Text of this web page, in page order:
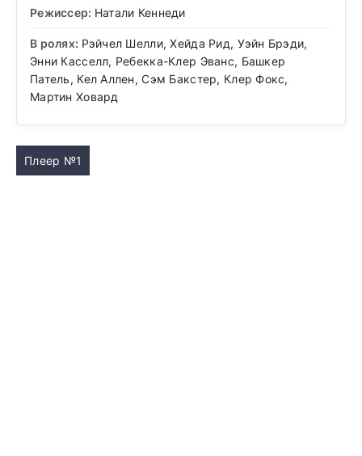
Режиссер: Натали Кеннеди
В ролях: Рэйчел Шелли, Хейда Рид, Уэйн Брэди,
Энни Касселл, Ребекка-Клер Эванс, Башкер
Патель, Кел Аллен, Сэм Бакстер, Клер Фокс,
Мартин Ховард
Плеер №1